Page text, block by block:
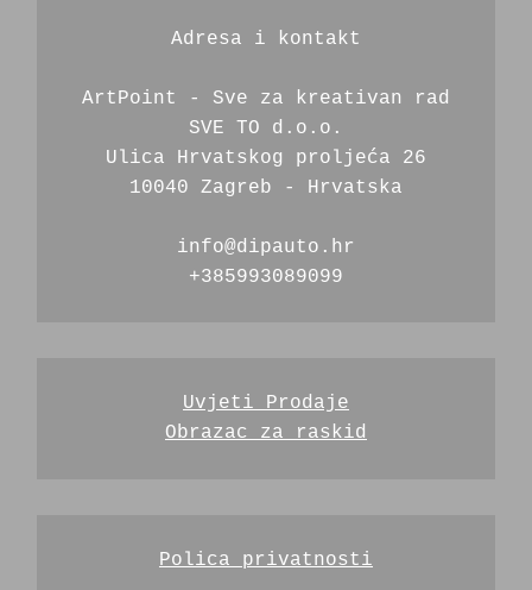
Adresa i kontakt
ArtPoint - Sve za kreativan rad
SVE TO d.o.o.
Ulica Hrvatskog proljeća 26
10040 Zagreb - Hrvatska
info@dipauto.hr
+385993089099
Uvjeti Prodaje
Obrazac za raskid
Polica privatnosti